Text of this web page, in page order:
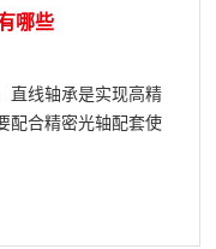
哪些
直线轴承是实现高精
配合精密光轴配套使